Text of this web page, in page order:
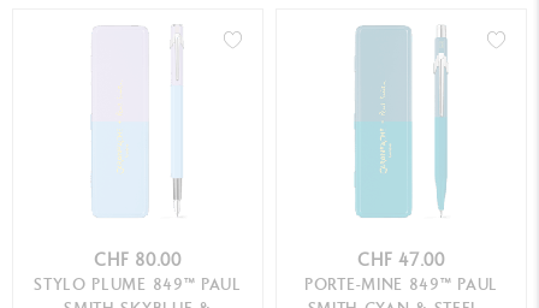
CHF 80.00
STYLO PLUME 849™ PAUL
CHF 47.00
PORTE-MINE 849™ PAUL